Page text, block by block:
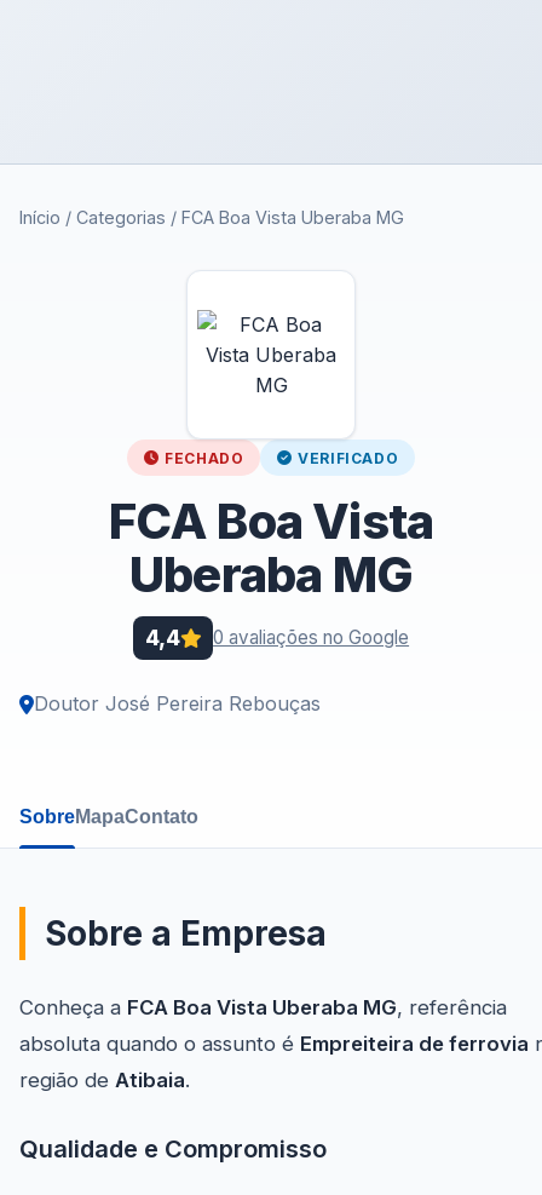
Início / Categorias / FCA Boa Vista Uberaba MG
FECHADO VERIFICADO
FCA Boa Vista
Uberaba MG
4,4 0 avaliações no Google
Doutor José Pereira Rebouças
SobreMapaContato
Sobre a Empresa
Conheça a FCA Boa Vista Uberaba MG, referência
absoluta quando o assunto é Empreiteira de ferrovia
região de Atibaia.
Qualidade e Compromisso